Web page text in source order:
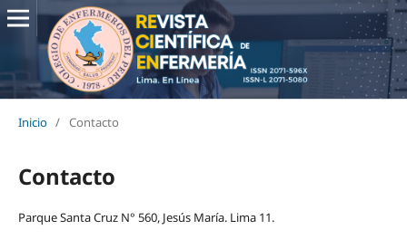
Inicio / Contacto
Contacto
Parque Santa Cruz N° 560, Jesús María. Lima 11.